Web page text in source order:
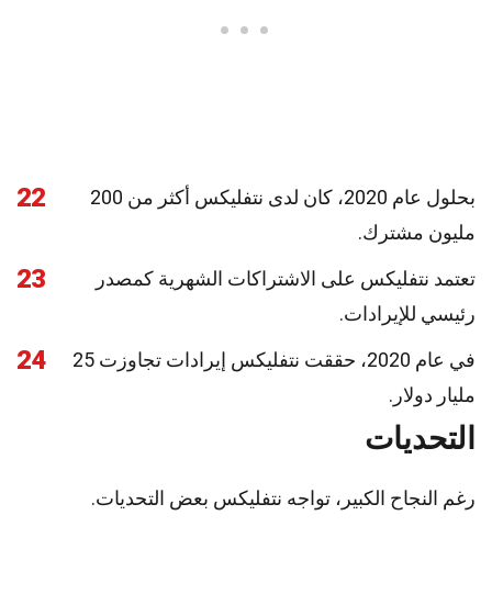
22
بحلول عام 2020، كان لدى نتفليكس أكثر من 200
مليون مشترك.
23
تعتمد نتفليكس على الاشتراكات الشهرية كمصدر
رئيسي للإيرادات.
24
في عام 2020، حققت نتفليكس إيرادات تجاوزت 25
مليار دولار.
التحديات
رغم النجاح الكبير، تواجه نتفليكس بعض التحديات.